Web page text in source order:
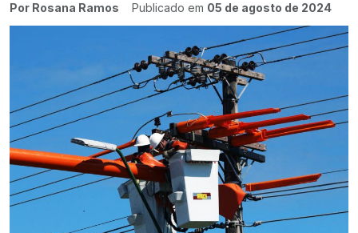
Por Rosana Ramos Publicado em 05 de agosto de 2024